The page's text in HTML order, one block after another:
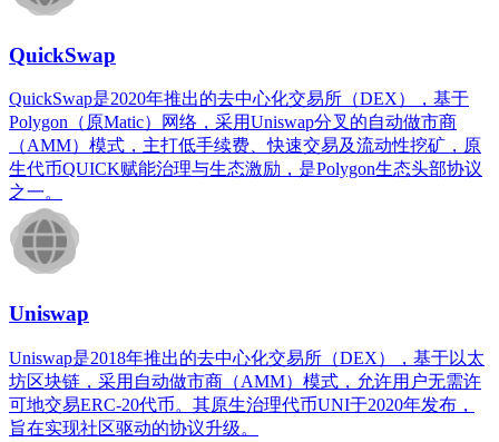
QuickSwap
QuickSwap是2020年推出的去中心化交易所（DEX），基于
Polygon（原Matic）网络，采用Uniswap分叉的自动做市商
（AMM）模式，主打低手续费、快速交易及流动性挖矿，原
生代币QUICK赋能治理与生态激励，是Polygon生态头部协议
之一。
Uniswap
Uniswap是2018年推出的去中心化交易所（DEX），基于以太
坊区块链，采用自动做市商（AMM）模式，允许用户无需许
可地交易ERC-20代币。其原生治理代币UNI于2020年发布，
旨在实现社区驱动的协议升级。